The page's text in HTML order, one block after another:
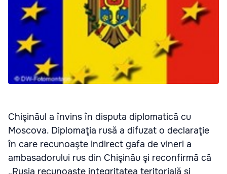
Chişinăul a învins în disputa diplomatică cu
Moscova. Diplomaţia rusă a difuzat o declaraţie
în care recunoaşte indirect gafa de vineri a
ambasadorului rus din Chişinău şi reconfirmă că
„Rusia recunoaşte integritatea teritorială şi